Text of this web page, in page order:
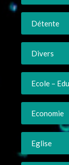
Détente
Divers
Ecole –
Economie
Eglise